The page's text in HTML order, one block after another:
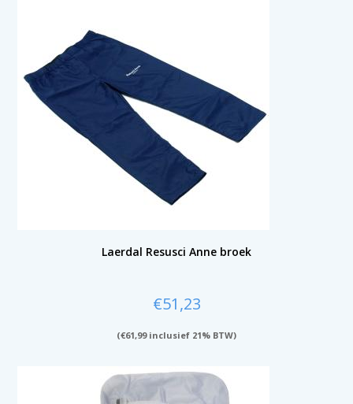
Laerdal Resusci Anne broek
€51,23
(€61,99inclusief 21% BTW)